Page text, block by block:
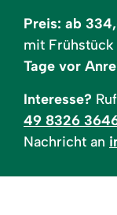
Preis: ab
mit
Tage vor
Interesse?
49 8326
Nachricht an